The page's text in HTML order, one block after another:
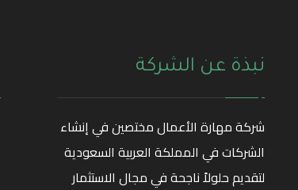
نبذة عن الشركة
شركة مهارة الأعمال مختصين في إنشاء
الشركات في المملكة العربية السعودية
لتقديم حلولاً ناجحة في مجال الاستثمار